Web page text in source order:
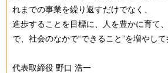
れまでの事業を繰り返すだけでなく、
進歩することを目標に、人を豊かに育て
で、社会のなかで“できること”を増やして
代表取締役 野口 浩一